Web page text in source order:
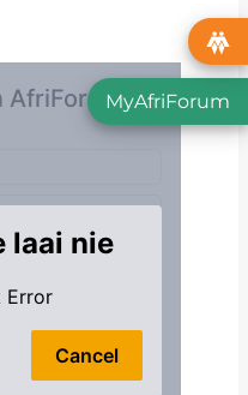
MyAfriForum